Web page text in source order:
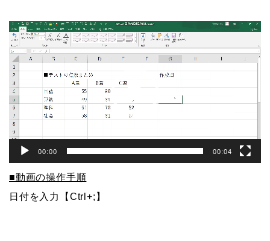
動
画
プ
レ
ー
ヤ
ー
00:00 00:04
■動画の操作手順
日付を入力【Ctrl+;】